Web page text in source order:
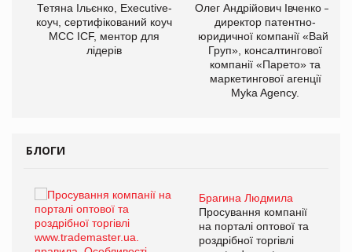
Тетяна Ільєнко, Executive-
коуч, сертифікований коуч
МСС ICF, ментор для
лідерів
Олег Андрійович Івченко —
директор патентно-
юридичної компанії «Вайз
Груп», консалтингової
компанії «Парето» та
маркетингової агенції
Myka Agency.
БЛОГИ
Брагина Людмила
Просування компанії
на порталі оптової та
роздрібної торгівлі